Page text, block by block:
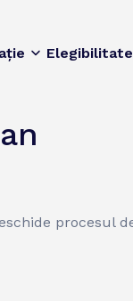
Elegibilitate
procesul